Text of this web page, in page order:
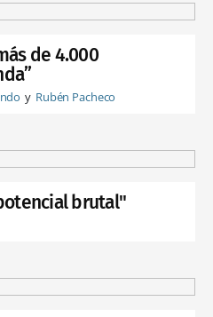
de 4.000
Rubén Pacheco
brutal"